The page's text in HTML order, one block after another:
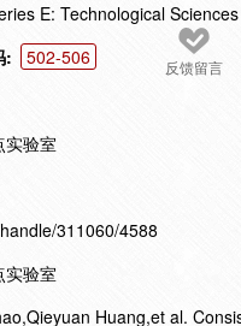
反馈留言
E: Technological Sciences
:
502-506
实验室
311060/4588
实验室
Huang,et al.